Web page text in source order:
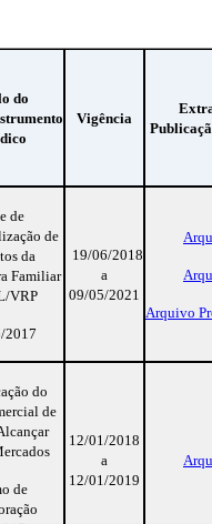
do
Vigência
de
de
da
Familiar
VRP
2017
19/06/2018
a
09/05/2021
Arquivo
do
de
de
12/01/2018
a
12/01/2019